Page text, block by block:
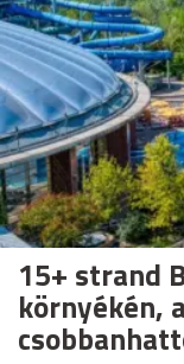
15+ strand
környékén,